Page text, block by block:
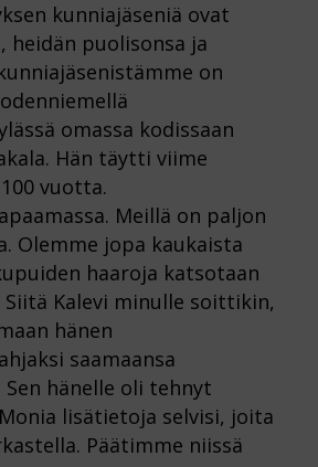
kunniajäseniä ovat
heidän puolisonsa ja
on
omassa kodissaan
Hän täytti viime
vuotta.
Meillä on paljon
Olemme jopa kaukaista
haaroja katsotaan
Kalevi minulle soittikin,
hänen
saamaansa
hänelle oli tehnyt
lisätietoja selvisi, joita
Päätimme niissä